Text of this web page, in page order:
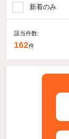
新着のみ
該当件数:
162件